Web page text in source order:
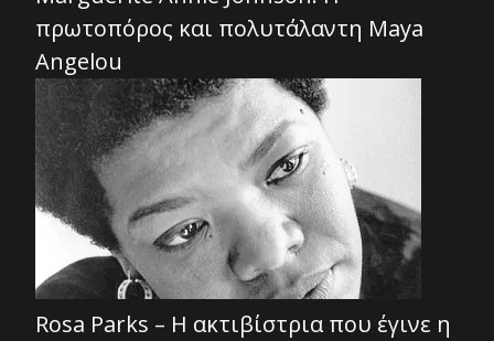
πρωτοπόρος και πολυτάλαντη Maya
Angelou
Rosa Parks – Η ακτιβίστρια που έγινε η